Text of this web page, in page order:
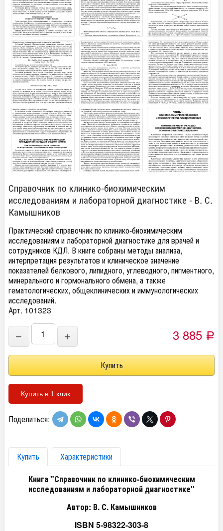
Справочник по клинико-биохимическим
исследованиям и лабораторной диагностике - В. С.
Камышников
Практический справочник по клинико-биохимическим
исследованиям и лабораторной диагностике для врачей и
сотрудников КДЛ. В книге собраны методы анализа,
интерпретация результатов и клиническое значение
показателей белкового, липидного, углеводного, пигментного,
минерального и гормонального обмена, а также
гематологических, общеклинических и иммунологических
исследований.
Арт. 101323
− + 3 885 Р
Купить в 1 клик
Поделиться:
Купить
Характеристики
Книга "Справочник по клинико-биохимическим
исследованиям и лабораторной диагностике"
Автор: В. С. Камышников
ISBN 5-98322-303-8